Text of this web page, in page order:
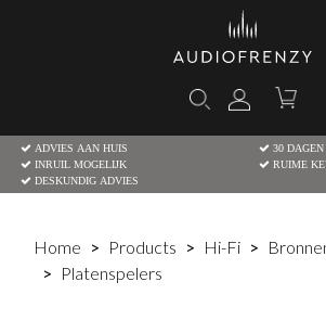
ADVIES AAN HUIS
30
INRUIL MOGELIJK
RUIME
DESKUNDIG ADVIES
Home Products Hi-Fi
Platenspelers